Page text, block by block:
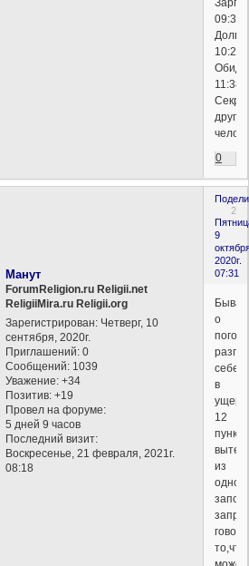
09:37
Долги
10:28
Обиды
11:38
0
2
9
2020г.
07:31
Манут
ForumReligion.ru Religii.net
ReligiiMira.ru Religii.org
Зарегистрирован: Четверг, 10
сентября, 2020г.
Приглашений: 0
Сообщений: 1039
Уважение: +34
Позитив: +19
Провел на форуме:
5 дней 9 часов
Последний визит:
Воскресенье, 21 февраля, 2021г.
08:18
о
погоде
себе
в
12
из
одной
то,что